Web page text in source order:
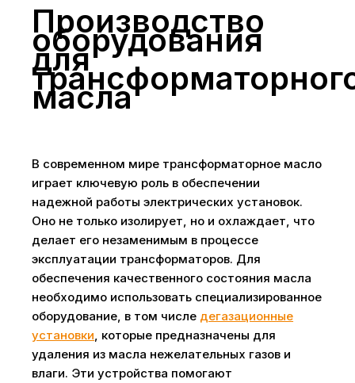
Производство
оборудования
для
масла
В современном мире трансформаторное масло
играет ключевую роль в обеспечении
надежной работы электрических установок.
Оно не только изолирует, но и охлаждает, что
делает его незаменимым в процессе
эксплуатации трансформаторов. Для
обеспечения качественного состояния масла
необходимо использовать специализированное
оборудование, в том числе дегазационные
установки , которые предназначены для
удаления из масла нежелательных газов и
влаги. Эти устройства помогают